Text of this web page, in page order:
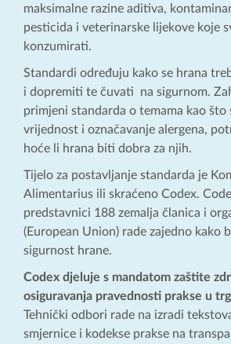
maksimalne razine aditiva,
pesticida i veterinarske lijekove koje
konzumirati.
Standardi određuju kako se hrana
i dopremiti te čuvati na sigurnom.
primjeni standarda o temama kao što
vrijednost i označavanje alergena,
hoće li hrana biti dobra za njih.
Tijelo za postavljanje standarda je
Alimentarius ili skraćeno Codex.
predstavnici 188 zemalja članica i
(European Union) rade zajedno kako
sigurnost hrane.
Codex djeluje s mandatom zaštite
osiguravanja pravednosti prakse u
Tehnički odbori rade na izradi
smjernice i kodekse prakse na